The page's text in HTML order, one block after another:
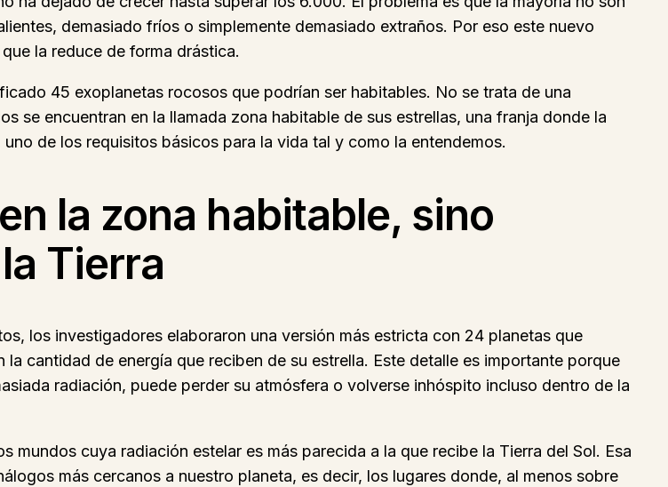
demasiado fríos o simplemente demasiado extraños. Por eso este nuevo
la reduce de forma drástica.
45 exoplanetas rocosos que podrían ser habitables. No se trata de una
se encuentran en la llamada zona habitable de sus estrellas, una franja donde la
de los requisitos básicos para la vida tal y como la entendemos.
la zona habitable, sino
Tierra
los investigadores elaboraron una versión más estricta con 24 planetas que
cantidad de energía que reciben de su estrella. Este detalle es importante porque
radiación, puede perder su atmósfera o volverse inhóspito incluso dentro de la
cuya radiación estelar es más parecida a la que recibe la Tierra del Sol. Esa
más cercanos a nuestro planeta, es decir, los lugares donde, al menos sobre